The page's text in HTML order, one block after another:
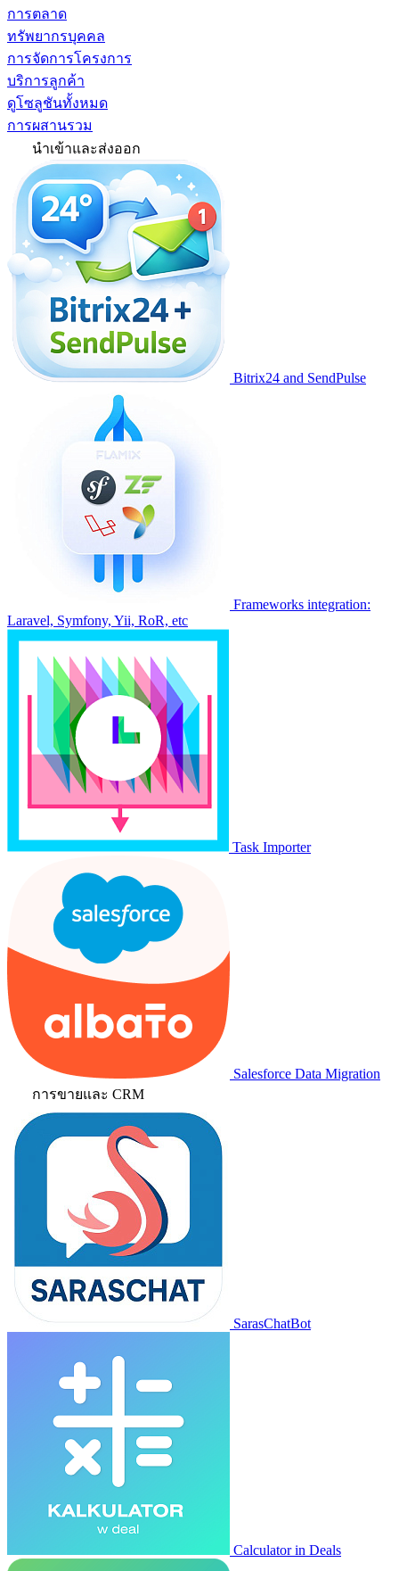
การตลาด
ทรัพยากรบุคคล
การจัดการโครงการ
บริการลูกค้า
ดูโซลูชันทั้งหมด
การผสานรวม
นำเข้าและส่งออก
Bitrix24 and SendPulse
Frameworks integration:
Laravel, Symfony, Yii, RoR, etc
Task Importer
Salesforce Data Migration
การขายและ CRM
SarasChatBot
Calculator in Deals